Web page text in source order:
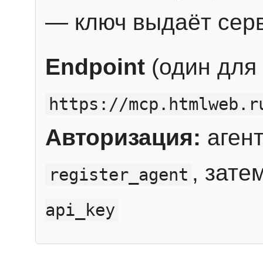
— ключ выдаёт
Endpoint (один для
https://
Авторизация:
register_agent ,
api_key